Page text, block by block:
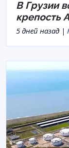
В Грузии
крепость
5 дней назад |